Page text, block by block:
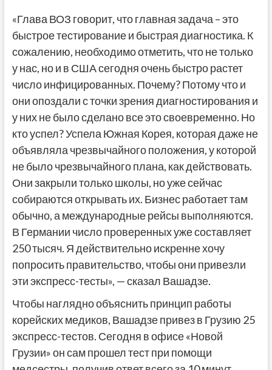
«Глава ВОЗ говорит, что главная задача – это
быстрое тестирование и быстрая диагностика. К
сожалению, необходимо отметить, что не только
у нас, но и в США сегодня очень быстро растет
число инфицированных. Почему? Потому что и
они опоздали с точки зрения диагностирования и
у них не было сделано все это своевременно. Но
кто успел? Успела Южная Корея, которая даже не
объявляла чрезвычайного положения, у которой
не было чрезвычайного плана, как действовать.
Они закрыли только школы, но уже сейчас
собираются открывать их. Бизнес работает там
обычно, а международные рейсы выполняются.
В Германии число проверенных уже составляет
250 тысяч. Я действительно искренне хочу
попросить правительство, чтобы они привезли
эти экспресс-тесты», — сказал Вашадзе.
Чтобы наглядно объяснить принцип работы
корейских медиков, Вашадзе привез в Грузию 25
экспресс-тестов. Сегодня в офисе «Новой
Грузии» он сам прошел тест при помощи